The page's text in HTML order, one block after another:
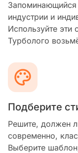
Запоминающийся
индустрии и
Используйте эти
Турболого
Подберите
Решите, должен
современно,
Выберите